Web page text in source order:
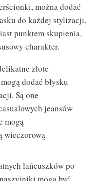
można dodać
do każdej stylizacji.
punktem skupienia,
charakter.
złote
dodać błysku
Są one
jeansów
mogą
wieczorową
łańcuszków po
mogą być